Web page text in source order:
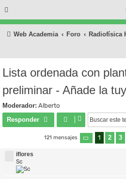
Web Academia Foro Radiofísica
Lista ordenada con
preliminar - Añade la
Moderador: Alberto
Responder
121 mensajes Página de
1 2 3
iflores
Sc